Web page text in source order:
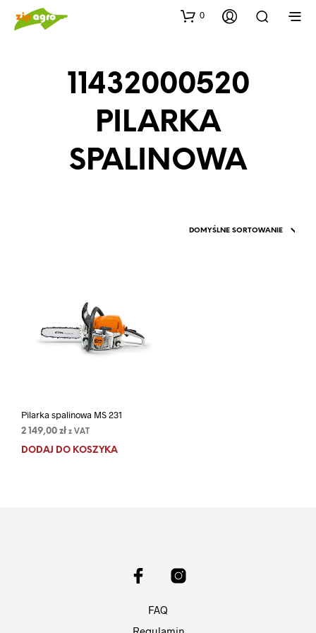
0
11432000520
PILARKA
SPALINOWA
Pilarka spalinowa MS 231
2 149,00 zł z VAT
DODAJ DO KOSZYKA
FAQ